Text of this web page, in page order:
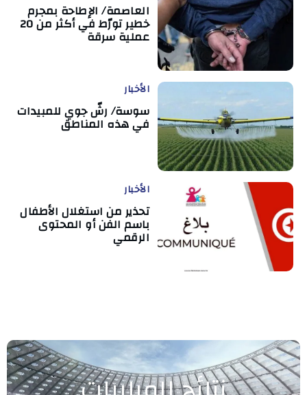
العاصمة/ الإطاحة بمجرم
خطير تورّط في أكثر من 20
عملية سرقة
الأخبار
سوسة/ رشّ جوي للمبيدات
في هذه المناطق
الأخبار
تحذير من استغلال الأطفال
باسم الفن أو المحتوى
الرقمي